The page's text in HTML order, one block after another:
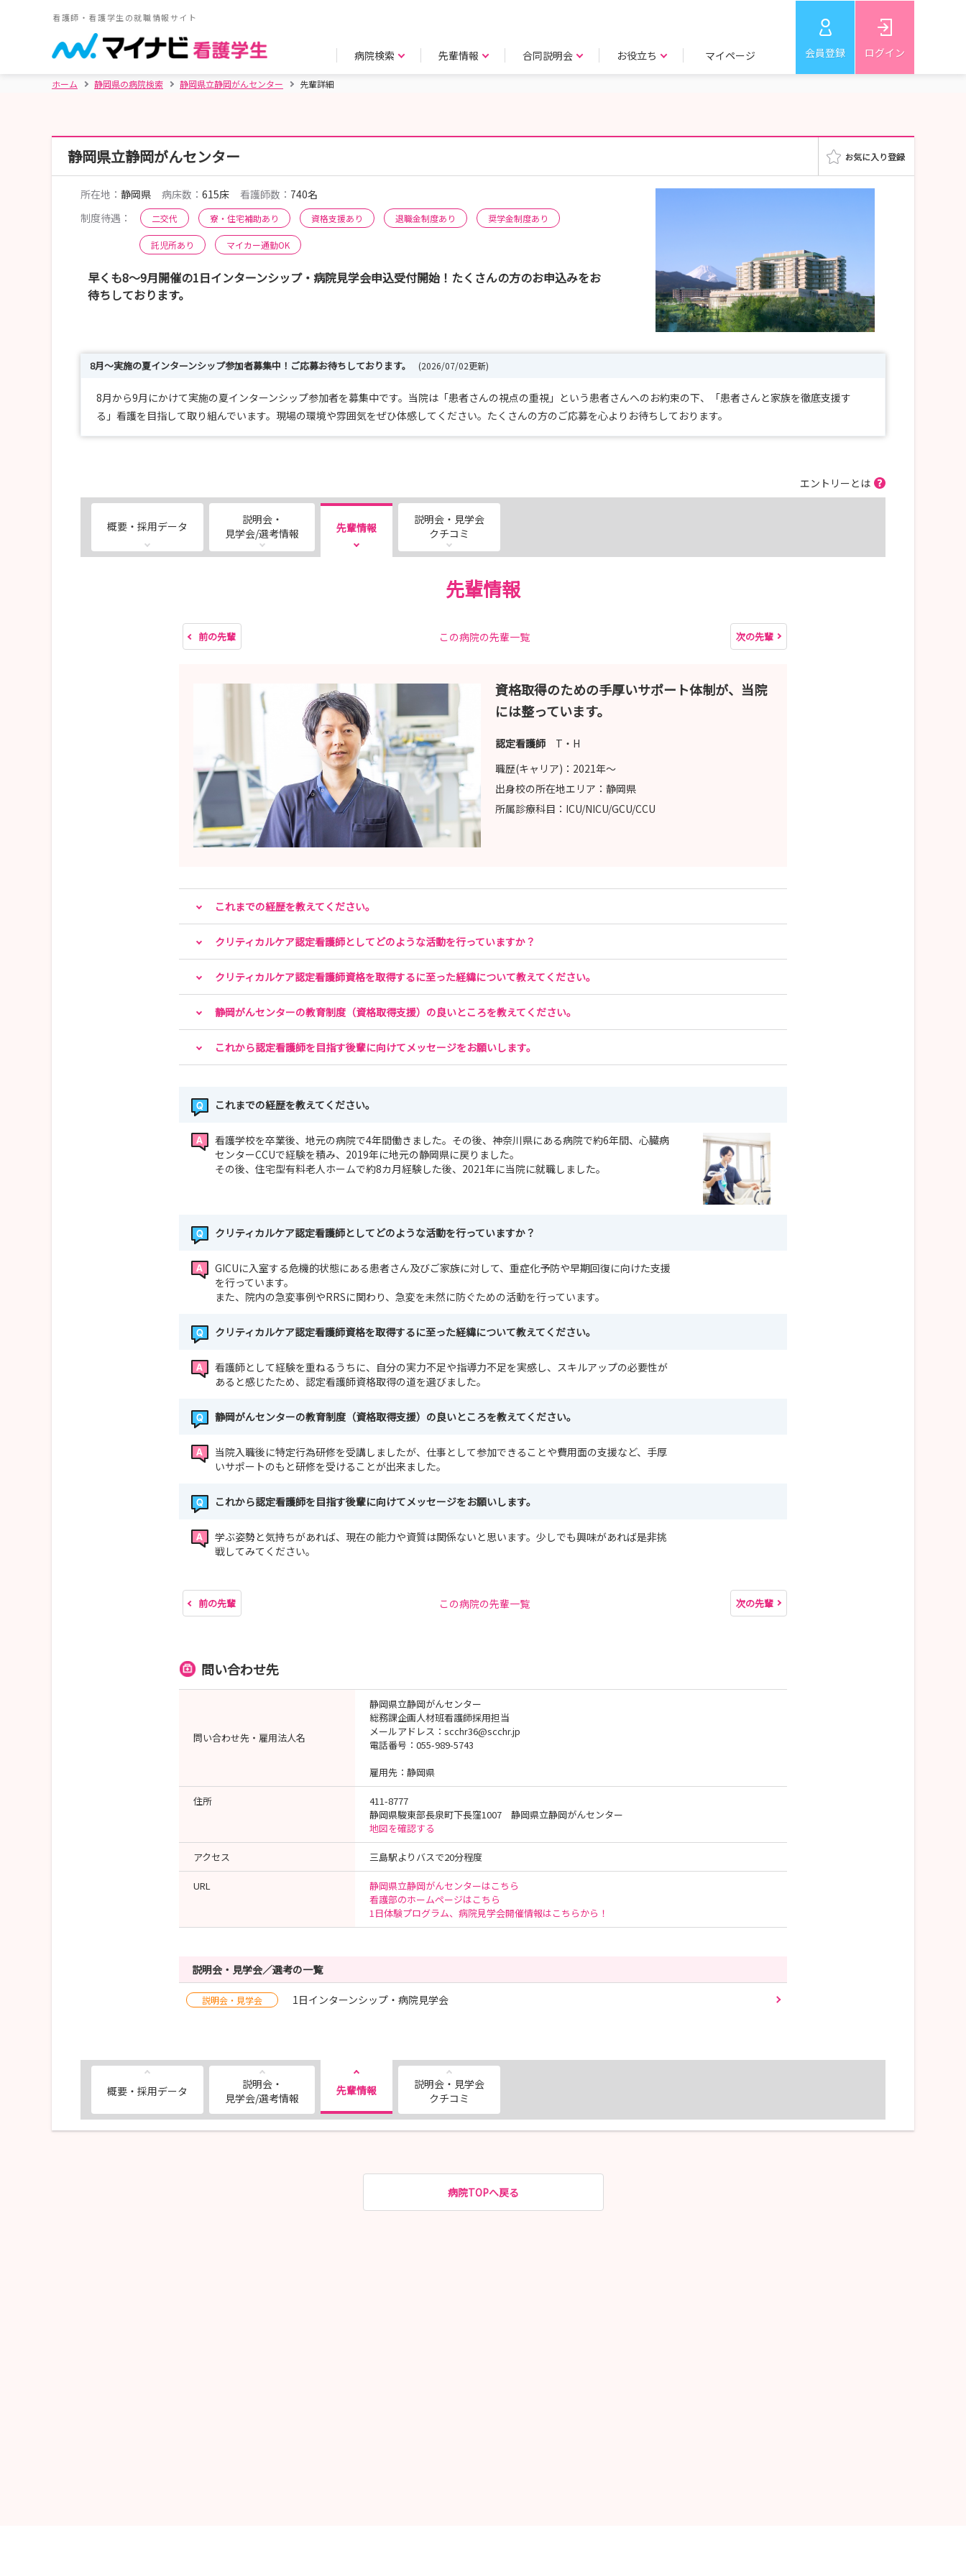
看護師・看護学生の就職情報サイト
病院検索 先輩情報 合同説明会 お役立ち マイページ 会員登録 ログイン
ホーム 静岡県の病院検索 静岡県立静岡がんセンター 先輩詳細
静岡県立静岡がんセンター
所在地： 静岡県 病床数： 615床 看護師数： 740名
制度待遇：
二交代 寮・住宅補助あり 資格支援あり 退職金制度あり 奨学金制度あり
託児所あり マイカー通勤OK
早くも8〜9月開催の1日インターンシップ・病院見学会申込受付開始！たくさんの方のお申込みをお
待ちしております。
8月～実施の夏インターンシップ参加者募集中！ご応募お待ちしております。 (2026/07/02更新)
8月から9月にかけて実施の夏インターンシップ参加者を募集中です。当院は「患者さんの視点の重視」という患者さんへのお約束の下、「患者さんと家族を徹底支援す
る」看護を目指して取り組んでいます。現場の環境や雰囲気をぜひ体感してください。たくさんの方のご応募を心よりお待ちしております。
エントリーとは
概要・採用データ
説明会・
見学会/選考情報
先輩情報
説明会・見学会
クチコミ
先輩情報
前の先輩 この病院の先輩一覧 次の先輩
資格取得のための手厚いサポート体制が、当院
には整っています。
認定看護師 T・H
職歴(キャリア)： 2021年〜
出身校の所在地エリア： 静岡県
所属診療科目： ICU/NICU/GCU/CCU
これまでの経歴を教えてください。
クリティカルケア認定看護師としてどのような活動を行っていますか？
クリティカルケア認定看護師資格を取得するに至った経緯について教えてください。
静岡がんセンターの教育制度（資格取得支援）の良いところを教えてください。
これから認定看護師を目指す後輩に向けてメッセージをお願いします。
これまでの経歴を教えてください。
看護学校を卒業後、地元の病院で4年間働きました。その後、神奈川県にある病院で約6年間、心臓病
センターCCUで経験を積み、2019年に地元の静岡県に戻りました。
その後、住宅型有料老人ホームで約8カ月経験した後、2021年に当院に就職しました。
クリティカルケア認定看護師としてどのような活動を行っていますか？
GICUに入室する危機的状態にある患者さん及びご家族に対して、重症化予防や早期回復に向けた支援
を行っています。
また、院内の急変事例やRRSに関わり、急変を未然に防ぐための活動を行っています。
クリティカルケア認定看護師資格を取得するに至った経緯について教えてください。
看護師として経験を重ねるうちに、自分の実力不足や指導力不足を実感し、スキルアップの必要性が
あると感じたため、認定看護師資格取得の道を選びました。
静岡がんセンターの教育制度（資格取得支援）の良いところを教えてください。
当院入職後に特定行為研修を受講しましたが、仕事として参加できることや費用面の支援など、手厚
いサポートのもと研修を受けることが出来ました。
これから認定看護師を目指す後輩に向けてメッセージをお願いします。
学ぶ姿勢と気持ちがあれば、現在の能力や資質は関係ないと思います。少しでも興味があれば是非挑
戦してみてください。
前の先輩 この病院の先輩一覧 次の先輩
問い合わせ先
問い合わせ先・雇用法人名
静岡県立静岡がんセンター
総務課企画人材班看護師採用担当
メールアドレス：scchr36@scchr.jp
電話番号：055-989-5743
雇用先：静岡県
住所
411-8777
静岡県駿東部長泉町下長窪1007 静岡県立静岡がんセンター
地図を確認する
アクセス 三島駅よりバスで20分程度
URL
静岡県立静岡がんセンターはこちら
看護部のホームページはこちら
1日体験プログラム、病院見学会開催情報はこちらから！
説明会・見学会／選考の一覧
説明会・見学会 1日インターンシップ・病院見学会
概要・採用データ
説明会・
見学会/選考情報
先輩情報
説明会・見学会
クチコミ
病院TOPへ戻る